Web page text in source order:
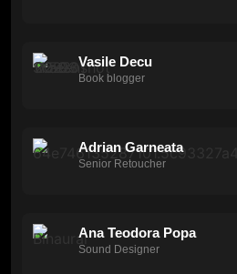
Vasile Decu
Book blogger
Adrian Garneata
Senior Retoucher
Ana Teodora Popa
Sound Designer